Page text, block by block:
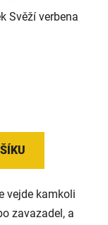
Svěží verbena
vejde kamkoli
zavazadel, a